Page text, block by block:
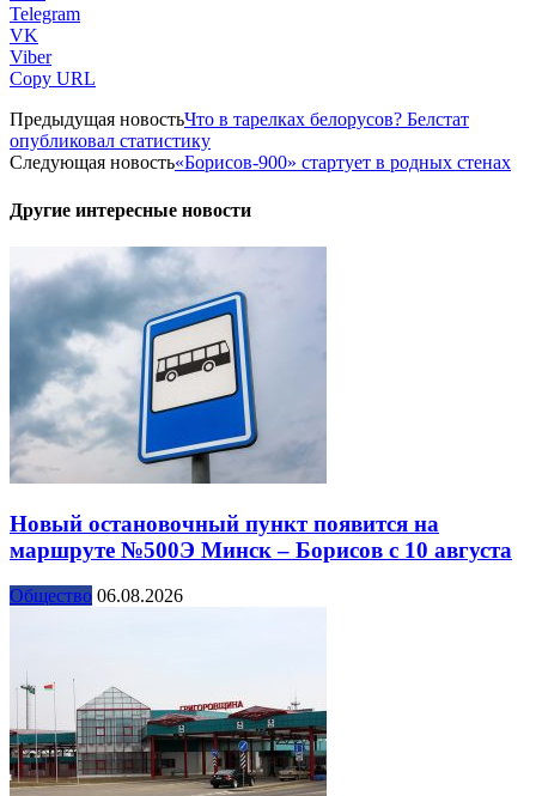
Telegram
VK
Viber
Copy URL
Предыдущая новостьЧто в тарелках белорусов? Белстат
опубликовал статистику
Следующая новость«Борисов-900» стартует в родных стенах
Другие интересные новости
Новый остановочный пункт появится на
маршруте №500Э Минск – Борисов с 10 августа
Общество 06.08.2026